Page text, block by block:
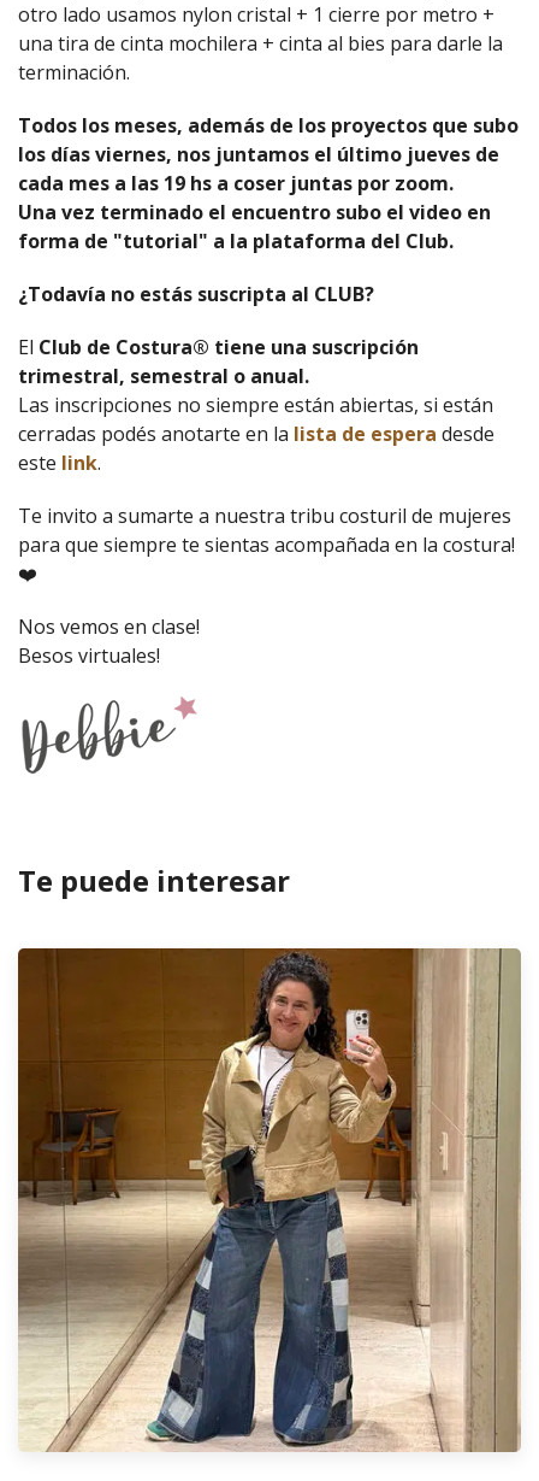
otro lado usamos nylon cristal + 1 cierre por metro +
una tira de cinta mochilera + cinta al bies para darle la
terminación.
Todos los meses, además de los proyectos que subo
los días viernes, nos juntamos el último jueves de
cada mes a las 19 hs a coser juntas por zoom.
Una vez terminado el encuentro subo el video en
forma de "tutorial" a la plataforma del Club.
¿Todavía no estás suscripta al CLUB?
El Club de Costura® tiene una suscripción
trimestral, semestral o anual.
Las inscripciones no siempre están abiertas, si están
cerradas podés anotarte en la lista de espera desde
este link.
Te invito a sumarte a nuestra tribu costuril de mujeres
para que siempre te sientas acompañada en la costura!
❤️
Nos vemos en clase!
Besos virtuales!
Te puede interesar